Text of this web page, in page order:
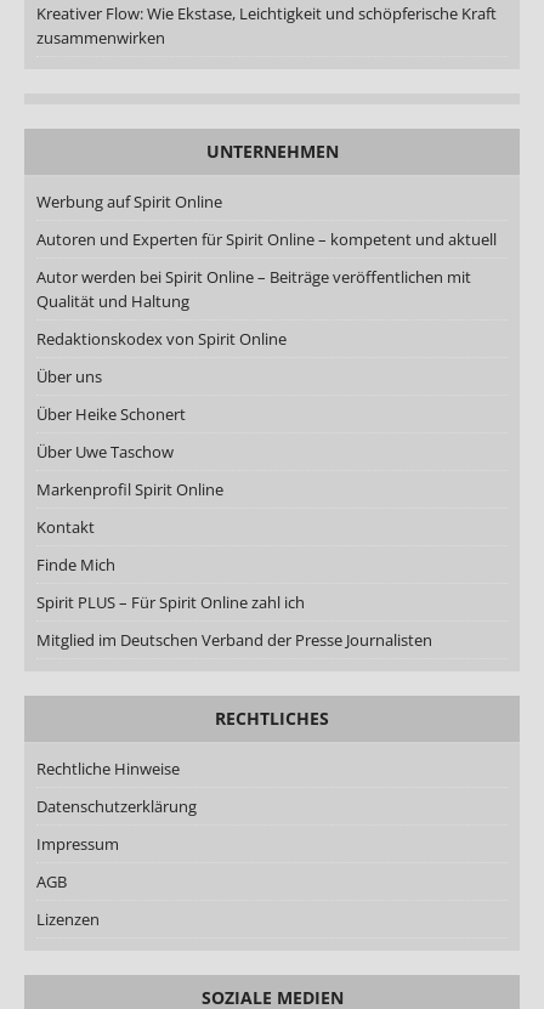
Kreativer Flow: Wie Ekstase, Leichtigkeit und schöpferische Kraft
zusammenwirken
UNTERNEHMEN
Werbung auf Spirit Online
Autoren und Experten für Spirit Online – kompetent und aktuell
Autor werden bei Spirit Online – Beiträge veröffentlichen mit
Qualität und Haltung
Redaktionskodex von Spirit Online
Über uns
Über Heike Schonert
Über Uwe Taschow
Markenprofil Spirit Online
Kontakt
Finde Mich
Spirit PLUS – Für Spirit Online zahl ich
Mitglied im Deutschen Verband der Presse Journalisten
RECHTLICHES
Rechtliche Hinweise
Datenschutzerklärung
Impressum
AGB
Lizenzen
SOZIALE MEDIEN